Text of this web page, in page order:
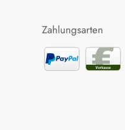
Zahlungsarten